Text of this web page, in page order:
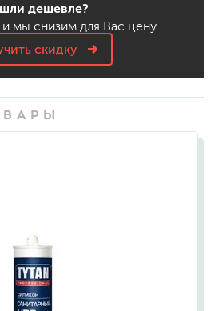
дешевле?
мы снизим для Вас цену.
скидку